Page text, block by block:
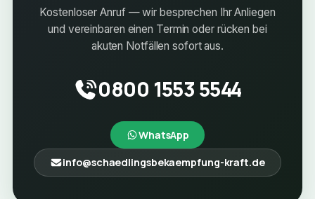
Kostenloser Anruf — wir besprechen Ihr Anliegen
und vereinbaren einen Termin oder rücken bei
akuten Notfällen sofort aus.
0800 1553 5544
WhatsApp
info@schaedlingsbekaempfung-kraft.de